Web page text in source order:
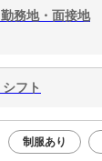
勤務地・面接地
シフト
制服あり